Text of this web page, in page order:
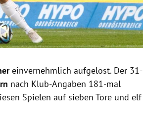
einvernehmlich aufgelöst. Der 31-
nach Klub-Angaben 181-mal
Spielen auf sieben Tore und elf